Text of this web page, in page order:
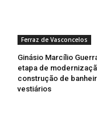
Ferraz de Vasconcelos
Ginásio Marcílio
etapa de
construção de
vestiários